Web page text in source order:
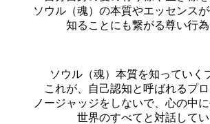
ソウル（魂）の本質やエッセンス
知ることにも繋がる尊い行為
ソウル（魂）本質を知っていく
これが、自己認知と呼ばれるプ
ノージャッジをしないで、心の中
世界のすべてと対話して